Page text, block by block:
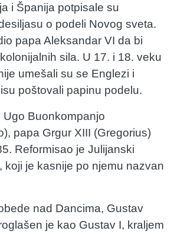
i Španija potpisale su
o podeli Novog sveta.
papa Aleksandar VI da bi
sila. U 17. i 18. veku
umešali su se Englezi i
poštovali papinu podelu.
Ugo Buonkompanjo
papa Grgur XIII (Gregorius)
Reformisao je Julijanski
koji je kasnije po njemu nazvan
nad Dancima, Gustav
je kao Gustav I, kraljem